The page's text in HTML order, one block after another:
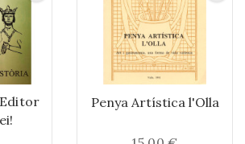
Penya Artística l'Olla